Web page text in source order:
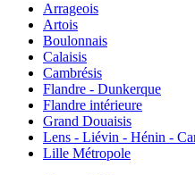
Arrageois
Artois
Boulonnais
Calaisis
Cambrésis
Flandre - Dunkerque
Flandre intérieure
Grand Douaisis
Lens - Liévin - Hénin -
Lille Métropole